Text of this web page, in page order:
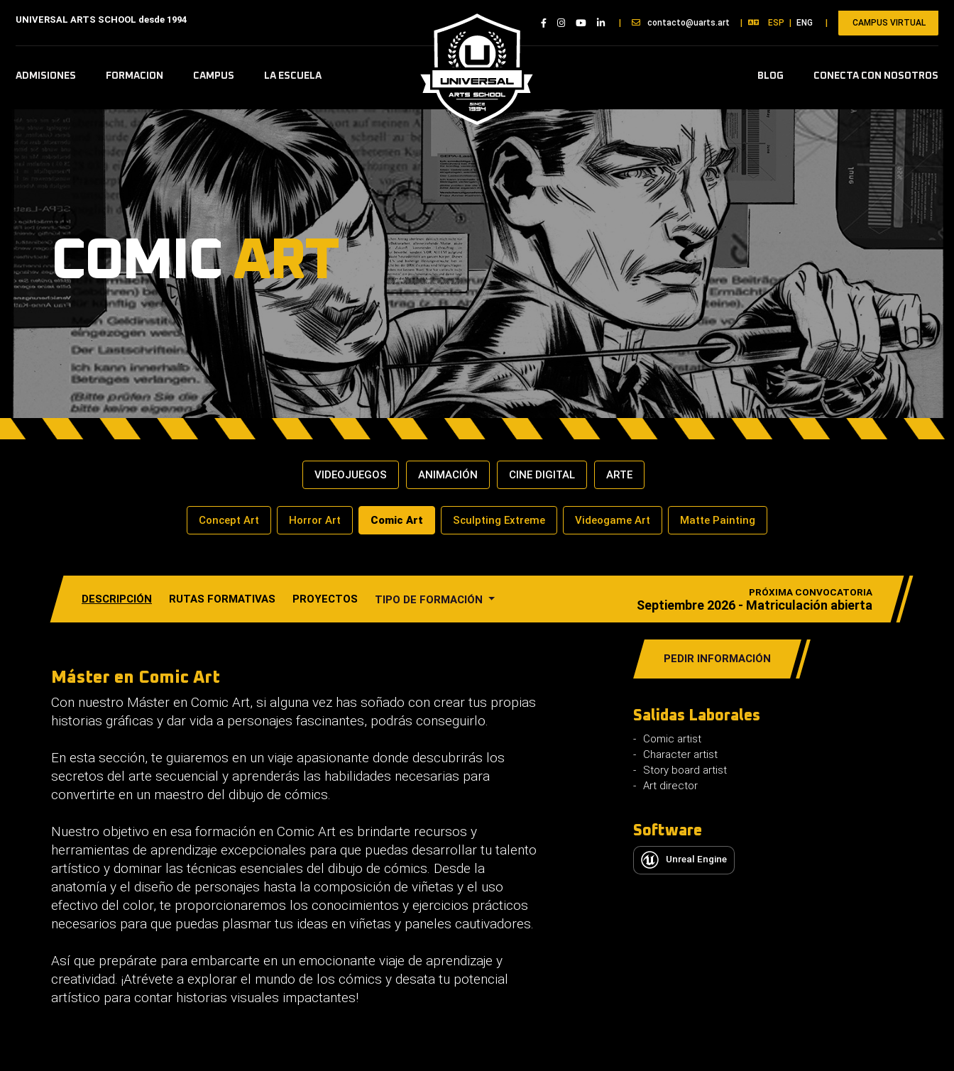
UNIVERSAL ARTS SCHOOL desde 1994 contacto@uarts.art ESP ENG CAMPUS VIRTUAL
ADMISIONES FORMACION CAMPUS LA ESCUELA BLOG CONECTA CON NOSOTROS
COMICART
VIDEOJUEGOS ANIMACIÓN CINE DIGITAL ARTE
Concept Art Horror Art Comic Art Sculpting Extreme Videogame Art Matte Painting
DESCRIPCIÓN RUTAS FORMATIVAS PROYECTOS TIPO DE FORMACIÓN
PRÓXIMA CONVOCATORIA
Septiembre 2026 - Matriculación abierta
Máster en Comic Art
Con nuestro Máster en Comic Art, si alguna vez has soñado con crear tus propias
historias gráficas y dar vida a personajes fascinantes, podrás conseguirlo.
En esta sección, te guiaremos en un viaje apasionante donde descubrirás los
secretos del arte secuencial y aprenderás las habilidades necesarias para
convertirte en un maestro del dibujo de cómics.
Nuestro objetivo en esa formación en Comic Art es brindarte recursos y
herramientas de aprendizaje excepcionales para que puedas desarrollar tu talento
artístico y dominar las técnicas esenciales del dibujo de cómics. Desde la
anatomía y el diseño de personajes hasta la composición de viñetas y el uso
efectivo del color, te proporcionaremos los conocimientos y ejercicios prácticos
necesarios para que puedas plasmar tus ideas en viñetas y paneles cautivadores.
Así que prepárate para embarcarte en un emocionante viaje de aprendizaje y
creatividad. ¡Atrévete a explorar el mundo de los cómics y desata tu potencial
artístico para contar historias visuales impactantes!
PEDIR INFORMACIÓN
Salidas Laborales
Comic artist
Character artist
Story board artist
Art director
Software
Unreal Engine